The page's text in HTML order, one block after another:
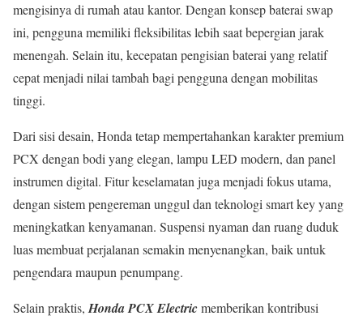
mengisinya di rumah atau kantor. Dengan konsep baterai swap
ini, pengguna memiliki fleksibilitas lebih saat bepergian jarak
menengah. Selain itu, kecepatan pengisian baterai yang relatif
cepat menjadi nilai tambah bagi pengguna dengan mobilitas
tinggi.
Dari sisi desain, Honda tetap mempertahankan karakter premium
PCX dengan bodi yang elegan, lampu LED modern, dan panel
instrumen digital. Fitur keselamatan juga menjadi fokus utama,
dengan sistem pengereman unggul dan teknologi smart key yang
meningkatkan kenyamanan. Suspensi nyaman dan ruang duduk
luas membuat perjalanan semakin menyenangkan, baik untuk
pengendara maupun penumpang.
Selain praktis, Honda PCX Electricmemberikan kontribusi